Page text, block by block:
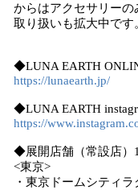
からはアクセサリー
取り扱いも拡大中です
◆LUNA EARTH
https://lunaearth.jp/
◆LUNA EARTH
https://
◆展開店舗（常設店
<東京>
・東京ドームシティ